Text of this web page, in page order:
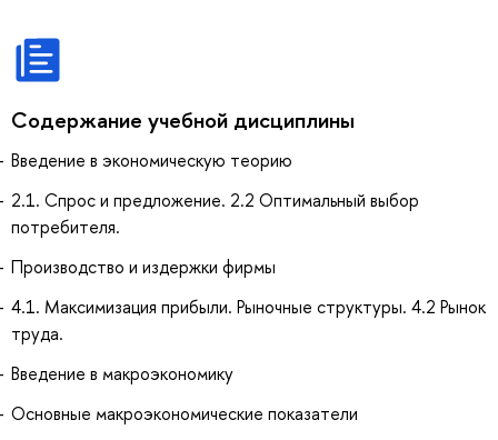
Содержание учебной дисциплины
Введение в экономическую теорию
2.1. Спрос и предложение. 2.2 Оптимальный выбор
потребителя.
Производство и издержки фирмы
4.1. Максимизация прибыли. Рыночные структуры. 4.2 Рынок
труда.
Введение в макроэкономику
Основные макроэкономические показатели